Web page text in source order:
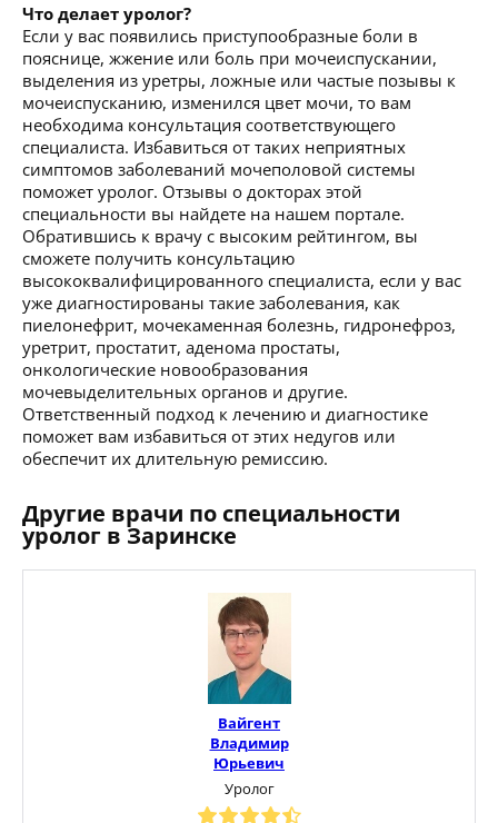
Что делает уролог?
Если у вас появились приступообразные боли в
пояснице, жжение или боль при мочеиспускании,
выделения из уретры, ложные или частые позывы к
мочеиспусканию, изменился цвет мочи, то вам
необходима консультация соответствующего
специалиста. Избавиться от таких неприятных
симптомов заболеваний мочеполовой системы
поможет уролог. Отзывы о докторах этой
специальности вы найдете на нашем портале.
Обратившись к врачу с высоким рейтингом, вы
сможете получить консультацию
высококвалифицированного специалиста, если у вас
уже диагностированы такие заболевания, как
пиелонефрит, мочекаменная болезнь, гидронефроз,
уретрит, простатит, аденома простаты,
онкологические новообразования
мочевыделительных органов и другие.
Ответственный подход к лечению и диагностике
поможет вам избавиться от этих недугов или
обеспечит их длительную ремиссию.
Другие врачи по специальности
уролог в Заринске
Вайгент
Владимир
Юрьевич
Уролог